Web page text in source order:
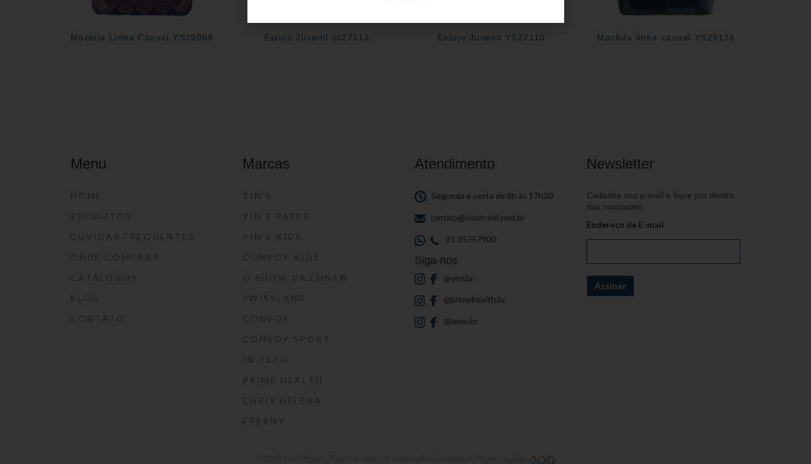
Mochila Linha Casual YS29068 Estojo Juvenil ys27113 Estojo Juvenil YS27110 Mochila linha casual YS29134
Menu
HOME
PRODUTOS
DÚVIDAS FREQUENTES
ONDE COMPRAR
CATÁLOGOS
BLOG
CONTATO
Marcas
YIN’S
YIN’S PAPER
YIN’S KIDS
CONVOY KIDS
O SHOW DA LUNA®
SWISSLAND
CONVOY
CONVOY SPORT
IN-TECH
PRIME HEALTH
CHRIS HELENA
ETERNY
Atendimento
Segunda a sexta de 8h às 17h30
contato@yinsbrasil.com.br
21 35757900
Siga-nos
@yinsbr
@primehealth.br
@iamo.br
Newsletter
Cadastre seu e-mail e fique por dentro
das novidades
Endereço de E-mail